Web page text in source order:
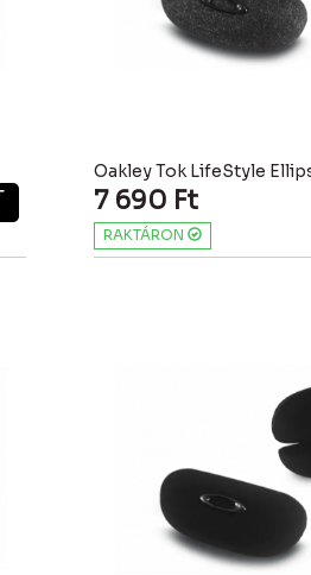
Oakley Tok LifeStyle
7 690 Ft
RAKTÁRON